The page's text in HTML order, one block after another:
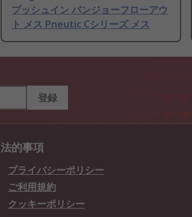
プッシュイン バンジョーフローアウ
ト メス Pneutic Cシリーズ メス
登録
法的事項
プライバシーポリシー
ご利用規約
クッキーポリシー